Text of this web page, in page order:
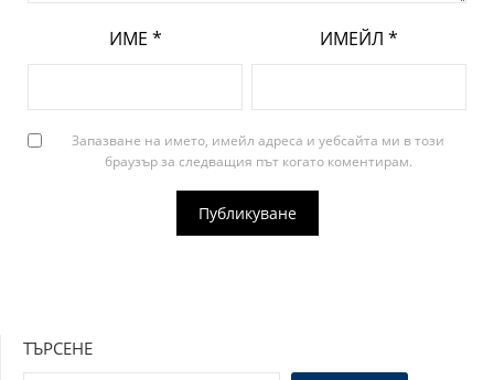
ИМЕ * ИМЕЙЛ *
Запазване на името, имейл адреса и уебсайта ми в този
браузър за следващия път когато коментирам.
ТЪРСЕНЕ